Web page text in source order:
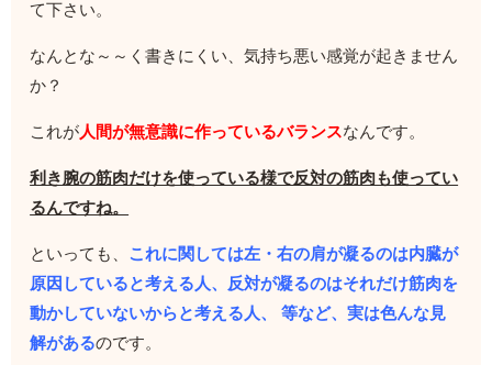
て下さい。
なんとな～～く書きにくい、気持ち悪い感覚が起きません
か？
これが人間が無意識に作っているバランスなんです。
利き腕の筋肉だけを使っている様で反対の筋肉も使ってい
るんですね。
といっても、 これに関しては左・右の肩が凝るのは内臓が
原因していると考える人、反対が凝るのはそれだけ筋肉を
動かしていないからと考える人、 等など、実は色んな見
解があるのです。